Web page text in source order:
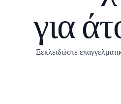
για
Ξεκλειδώστε